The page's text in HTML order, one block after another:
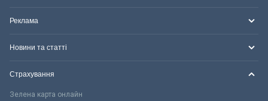
Реклама
Новини та статті
Страхування
Зелена карта онлайн